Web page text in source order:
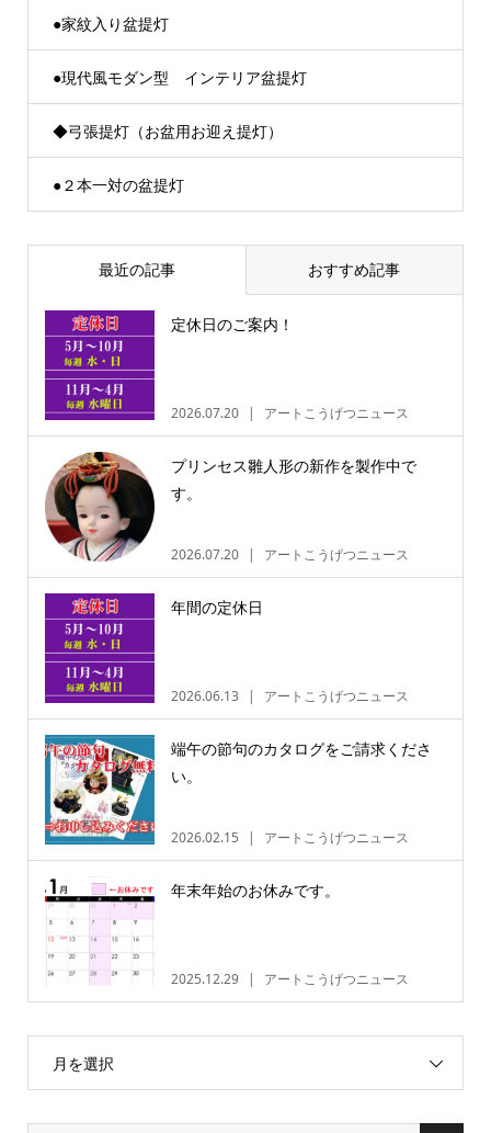
●家紋入り盆提灯
●現代風モダン型 インテリア盆提灯
◆弓張提灯（お盆用お迎え提灯）
●２本一対の盆提灯
最近の記事 おすすめ記事
定休日のご案内！
2026.07.20 アートこうげつニュース
プリンセス雛人形の新作を製作中で
す。
2026.07.20 アートこうげつニュース
年間の定休日
2026.06.13 アートこうげつニュース
端午の節句のカタログをご請求くださ
い。
2026.02.15 アートこうげつニュース
年末年始のお休みです。
2025.12.29 アートこうげつニュース
月を選択